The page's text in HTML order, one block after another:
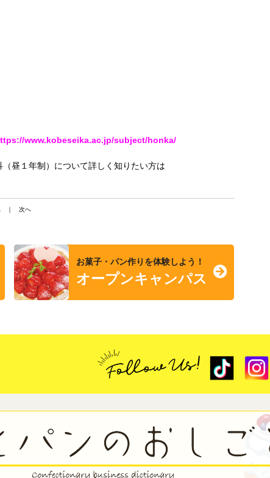
www.kobeseika.ac.jp/subject/honka/
昼１年制）について詳しく知りたい方は
｜ 次へ
お菓子・パン作りを体験しよう！
オープンキャンパス